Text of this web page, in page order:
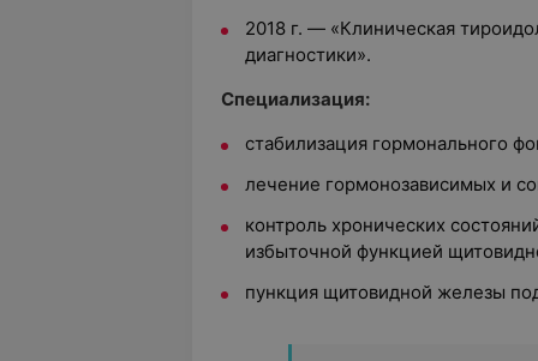
2018 г. — «Клиническая
диагностики».
Специализация:
стабилизация гормонального
лечение гормонозависимых и
контроль хронических
избыточной функцией
пункция щитовидной железы